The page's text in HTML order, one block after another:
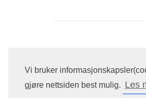
Vi bruker
gjøre nettsiden best mulig. Les